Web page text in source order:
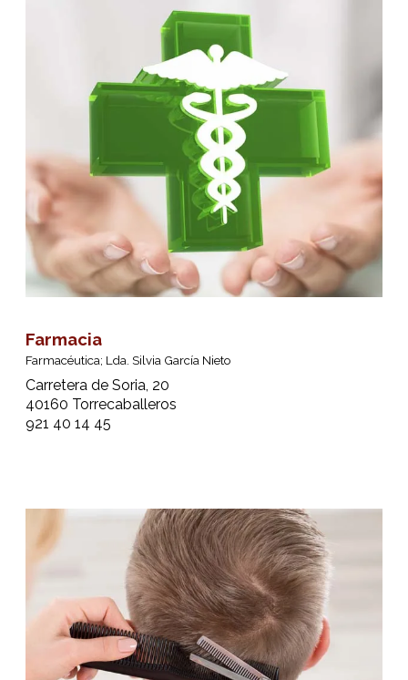
Farmacia
Farmacéutica; Lda. Silvia García Nieto
Carretera de Soria, 20
40160 Torrecaballeros
921 40 14 45